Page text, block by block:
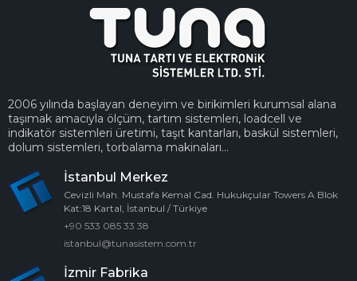
2006 yılında başlayan deneyim ve birikimleri kurumsal alana
taşımak amacıyla ölçüm, tartım sistemleri, loadcell ve
indikatör sistemleri üretimi, taşıt kantarları, baskül sistemleri,
dolum sistemleri, torbalama makinaları...
İstanbul Merkez
Cevizli Mah. Mustafa Kemal Cad. Hukukçular Towers A Blok
Kat:18 Kartal, İstanbul / Türkiye
+90 533 085 33 38
istanbul@tunasistem.com.tr
İzmir Fabrika